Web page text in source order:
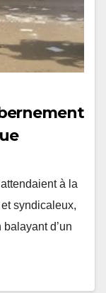
à la
syndicaleux,
d’un